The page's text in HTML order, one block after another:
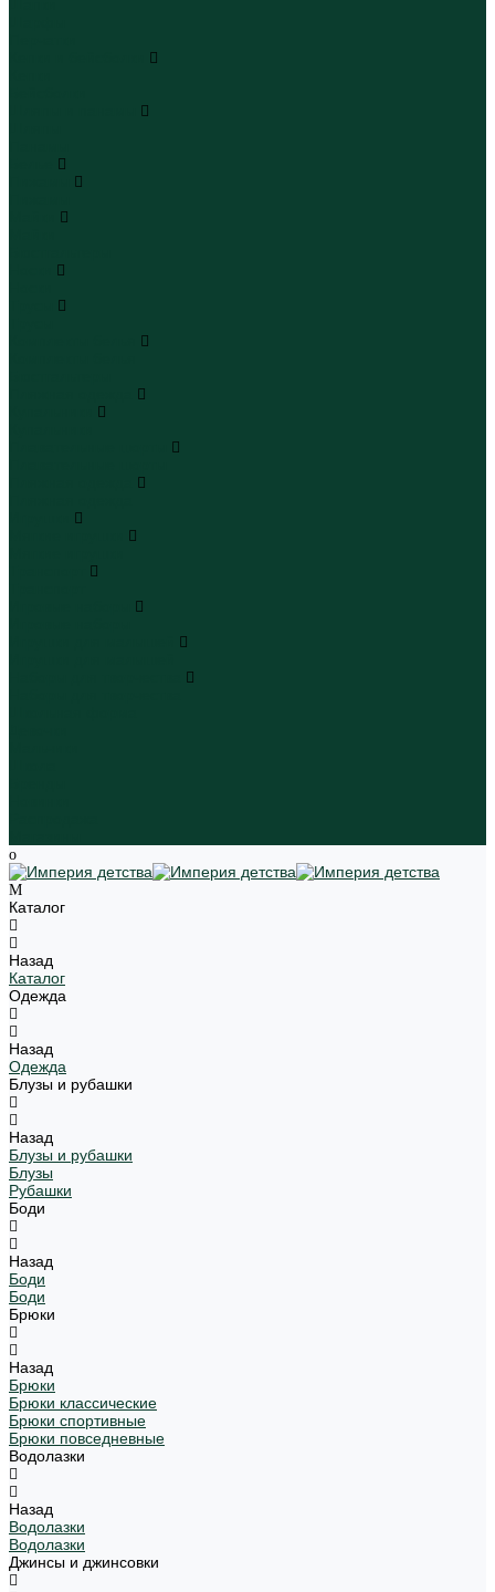
Каталог
Назад
Каталог
Одежда
Назад
Одежда
Блузы и рубашки
Назад
Блузы и рубашки
Блузы
Рубашки
Боди
Назад
Боди
Боди
Брюки
Назад
Брюки
Брюки классические
Брюки спортивные
Брюки повседневные
Водолазки
Назад
Водолазки
Водолазки
Джинсы и джинсовки